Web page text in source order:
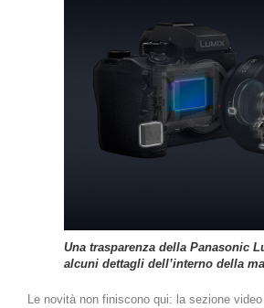
Una trasparenza della Panasonic
alcuni dettagli dell’interno della
Le novità non finiscono qui: la sezione